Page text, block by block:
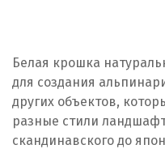
Белая крошка
для создания
других объектов,
разные стили
скандинавского до